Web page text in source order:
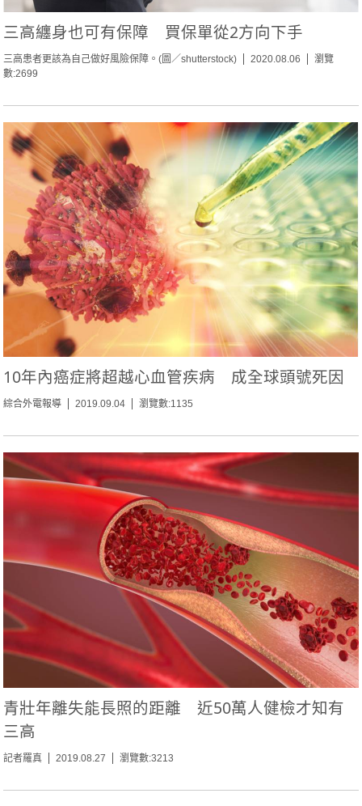
三高纏身也可有保障 買保單從2方向下手
三高患者更該為自己做好風險保障。(圖／shutterstock) 2020.08.06
瀏覽
數:2699
10年內癌症將超越心血管疾病 成全球頭號死因
綜合外電報導 2019.09.04 瀏覽數:1135
青壯年離失能長照的距離 近50萬人健檢才知有
三高
記者羅真 2019.08.27 瀏覽數:3213